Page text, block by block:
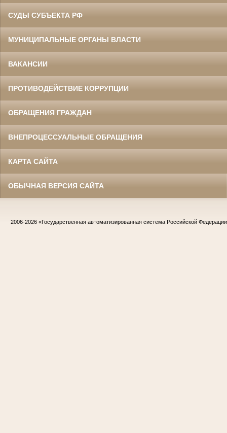
СУДЫ СУБЪЕКТА РФ
МУНИЦИПАЛЬНЫЕ ОРГАНЫ ВЛАСТИ
ВАКАНСИИ
ПРОТИВОДЕЙСТВИЕ КОРРУПЦИИ
ОБРАЩЕНИЯ ГРАЖДАН
ВНЕПРОЦЕССУАЛЬНЫЕ ОБРАЩЕНИЯ
КАРТА САЙТА
ОБЫЧНАЯ ВЕРСИЯ САЙТА
2006-2026 «Государственная автоматизированная система Российской